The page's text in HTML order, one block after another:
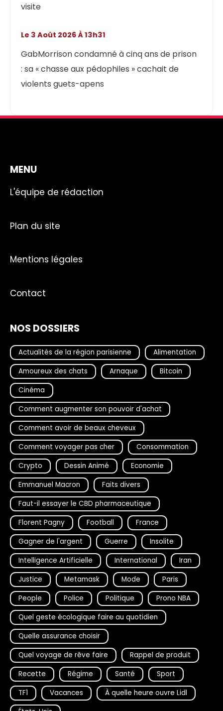
visite
GabMorrison condamné à cinq ans de prison
: sa « chasse aux pédophiles » cachait de
violents guets-apens
Le 3 Août 2026 À 13h31
MENU
L'équipe de rédaction
Plan du site
Mentions légales
Contact
NOS DOSSIERS
Actualités de la région parisienne
Alimentation
Amoureux des chats
Arnaque
Bitcoin
Cinéma
Comment augmenter son pouvoir d'achat
Comment avoir de beaux cheveux
Comment voyager pas cher
Consommation
Crypto
Dessin Animé
Economie
Emmanuel Macron
Faits divers
Faut-il essayer le CBD pharmaceutique
Florent Pagny
Football
France
Gagner de l'argent
Guerre
Insolite
Intelligence Artificielle
International
Iran
Justice
Metamask Mode
Paris
People
Police Politique
Prono NBA
Quel geste écologique faire au quotidien
Quelle assurance choisir
Quel voyage de rêve faire
Rappel de produit
Recette
Régime Santé
Sport
TF1
Vacances
À quelle heure ouvre Lidl